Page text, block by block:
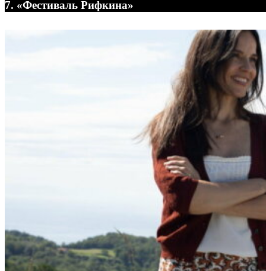
7. «Фестиваль Рифкина»